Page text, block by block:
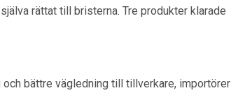
rättat till bristerna. Tre produkter klarade
bättre vägledning till tillverkare, importörer